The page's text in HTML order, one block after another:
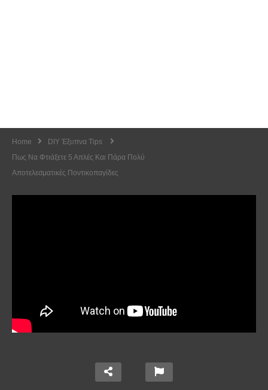
Home
DIY Έξυπνα Tips
Πως Να Φτιάξετε 5 Απλές Και Πάρα Πολύ
Αποτελεσματικές Ποντικοπαγίδες